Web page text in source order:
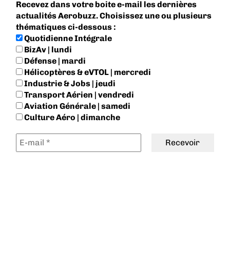
Recevez dans votre boite e-mail les dernières
actualités Aerobuzz. Choisissez une ou plusieurs
thématiques ci-dessous :
Quotidienne Intégrale
BizAv | lundi
Défense | mardi
Hélicoptères & eVTOL | mercredi
Industrie & Jobs | jeudi
Transport Aérien | vendredi
Aviation Générale | samedi
Culture Aéro | dimanche